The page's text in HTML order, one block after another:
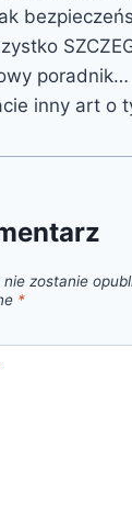
poradnik…
inny art o
zostanie
*